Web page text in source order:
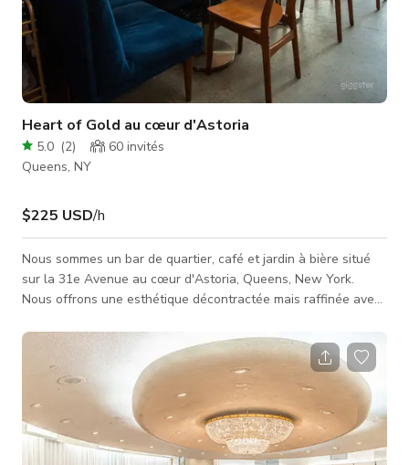
Heart of Gold au cœur d'Astoria
5.0 (2) 60 invités
Queens, NY
$225 USD/h
Nous sommes un bar de quartier, café et jardin à bière situé
sur la 31e Avenue au cœur d'Astoria, Queens, New York.
Nous offrons une esthétique décontractée mais raffinée avec
surface intérieure est d'environ 700 pieds carrés, et la cour
arrière d'environ 800 pieds carrés, dont environ la moitié est
couverte par des tonnelles robustes. Contactez-nous ici pour